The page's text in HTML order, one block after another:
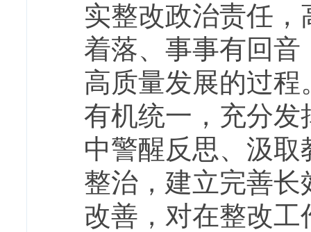
实整改政治责任
着落、事事有回
高质量发展的过程
有机统一， 充分发
中警醒反思、汲
整治，建立完善
改善，对在整改工